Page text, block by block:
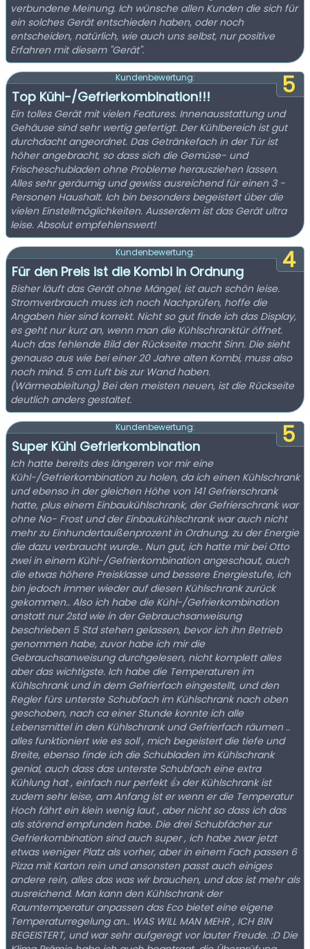
verbundene Meinung. Ich wünsche allen Kunden die sich für
ein solches Gerät entschieden haben, oder noch
entscheiden, natürlich, wie auch uns selbst, nur positive
Erfahren mit diesem "Gerät".
5
Kundenbewertung:
Top Kühl-/Gefrierkombination!!!
Ein tolles Gerät mit vielen Features. Innenausstattung und
Gehäuse sind sehr wertig gefertigt. Der Kühlbereich ist gut
durchdacht angeordnet. Das Getränkefach in der Tür ist
höher angebracht, so dass sich die Gemüse- und
Frischeschubladen ohne Probleme herausziehen lassen.
Alles sehr geräumig und gewiss ausreichend für einen 3 -
Personen Haushalt. Ich bin besonders begeistert über die
vielen Einstellmöglichkeiten. Ausserdem ist das Gerät ultra
leise. Absolut empfehlenswert!
4
Kundenbewertung:
Für den Preis ist die Kombi in Ordnung
Bisher läuft das Gerät ohne Mängel, ist auch schön leise.
Stromverbrauch muss ich noch Nachprüfen, hoffe die
Angaben hier sind korrekt. Nicht so gut finde ich das Display,
es geht nur kurz an, wenn man die Kühlschranktür öffnet.
Auch das fehlende Bild der Rückseite macht Sinn. Die sieht
genauso aus wie bei einer 20 Jahre alten Kombi, muss also
noch mind. 5 cm Luft bis zur Wand haben.
(Wärmeableitung) Bei den meisten neuen, ist die Rückseite
deutlich anders gestaltet.
5
Kundenbewertung:
Super Kühl Gefrierkombination
Ich hatte bereits des längeren vor mir eine
Kühl-/Gefrierkombination zu holen, da ich einen Kühlschrank
und ebenso in der gleichen Höhe von 141 Gefrierschrank
hatte, plus einem Einbaukühlschrank, der Gefrierschrank war
ohne No- Frost und der Einbaukühlschrank war auch nicht
mehr zu Einhundertaußenprozent in Ordnung, zu der Energie
die dazu verbraucht wurde.. Nun gut, ich hatte mir bei Otto
zwei in einem Kühl-/Gefrierkombination angeschaut, auch
die etwas höhere Preisklasse und bessere Energiestufe, ich
bin jedoch immer wieder auf diesen Kühlschrank zurück
gekommen.. Also ich habe die Kühl-/Gefrierkombination
anstatt nur 2std wie in der Gebrauchsanweisung
beschrieben 5 Std stehen gelassen, bevor ich ihn Betrieb
genommen habe, zuvor habe ich mir die
Gebrauchsanweisung durchgelesen, nicht komplett alles
aber das wichtigste. Ich habe die Temperaturen im
Kühlschrank und in dem Gefrierfach eingestellt, und den
Regler fürs unterste Schubfach im Kühlschrank nach oben
geschoben, nach ca einer Stunde konnte ich alle
Lebensmittel in den Kühlschrank und Gefrierfach räumen ..
alles funktioniert wie es soll , mich begeistert die tiefe und
Breite, ebenso finde ich die Schubladen im Kühlschrank
genial, auch dass das unterste Schubfach eine extra
Kühlung hat , einfach nur perfekt 👍 der Kühlschrank ist
zudem sehr leise, am Anfang ist er wenn er die Temperatur
Hoch fährt ein klein wenig laut , aber nicht so dass ich das
als störend empfunden habe. Die drei Schubfächer zur
Gefrierkombination sind auch super , ich habe zwar jetzt
etwas weniger Platz als vorher, aber in einem Fach passen 6
Pizza mit Karton rein und ansonsten passt auch einiges
andere rein, alles das was wir brauchen, und das ist mehr als
ausreichend. Man kann den Kühlschrank der
Raumtemperatur anpassen das Eco bietet eine eigene
Temperaturregelung an.. WAS WILL MAN MEHR , ICH BIN
BEGEISTERT, und war sehr aufgeregt vor lauter Freude. :D Die